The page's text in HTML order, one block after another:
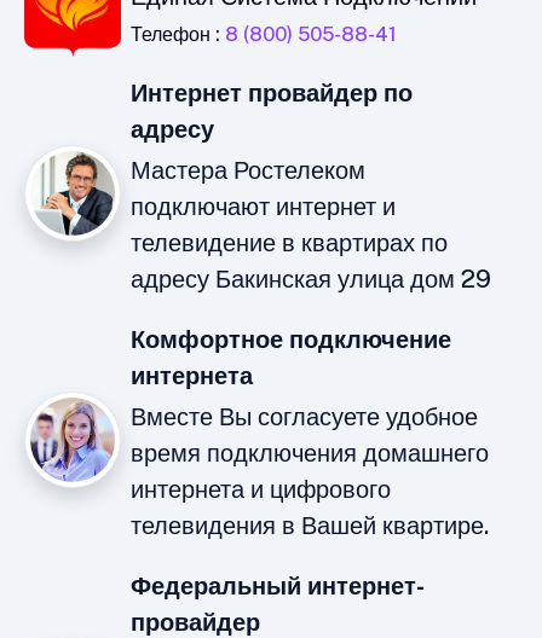
Телефон : 8 (800) 505-88-41
Интернет провайдер по
адресу
Мастера Ростелеком
подключают интернет и
телевидение в квартирах по
адресу Бакинская улица дом 29
Комфортное подключение
интернета
Вместе Вы согласуете удобное
время подключения домашнего
интернета и цифрового
телевидения в Вашей квартире.
Федеральный интернет-
провайдер